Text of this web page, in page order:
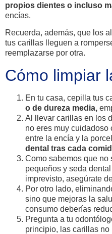
propios dientes o incluso
encías.
Recuerda, además, que los
tus carillas lleguen a
reemplazarse por otra.
Cómo limpiar
En tu casa, cepilla tus
o de dureza media,
Al llevar carillas en los
no eres muy
entre la encía y la
dental tras cada
Como sabemos que no
pequeños y seda
imprevisto, asegúrate
Por otro lado,
sino que mejoras la
consumo deberías
Pregunta a tu
principio, las carillas